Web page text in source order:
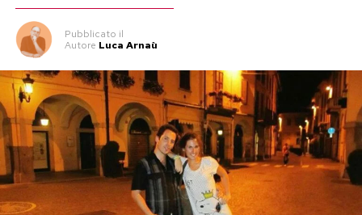
Pubblicato il
Autore Luca Arnaù